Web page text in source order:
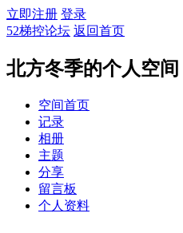
立即注册 登录
52梯控论坛 返回首页
北方冬季的个人空间
空间首页
记录
相册
主题
分享
留言板
个人资料